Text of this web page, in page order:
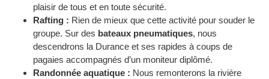
plaisir de tous et en toute sécurité.
Rafting : Rien de mieux que cette activité pour souder le
groupe. Sur des bateaux pneumatiques, nous
descendrons la Durance et ses rapides à coups de
pagaies accompagnés d’un moniteur diplômé.
Randonnée aquatique : Nous remonterons la rivière